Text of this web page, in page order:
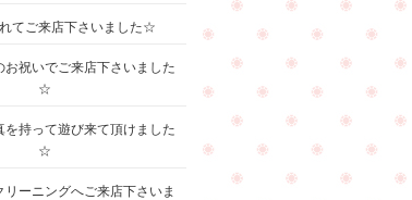
てご来店下さいました☆
お祝いでご来店下さいました
☆
を持って遊び来て頂けました
☆
リーニングへご来店下さいま